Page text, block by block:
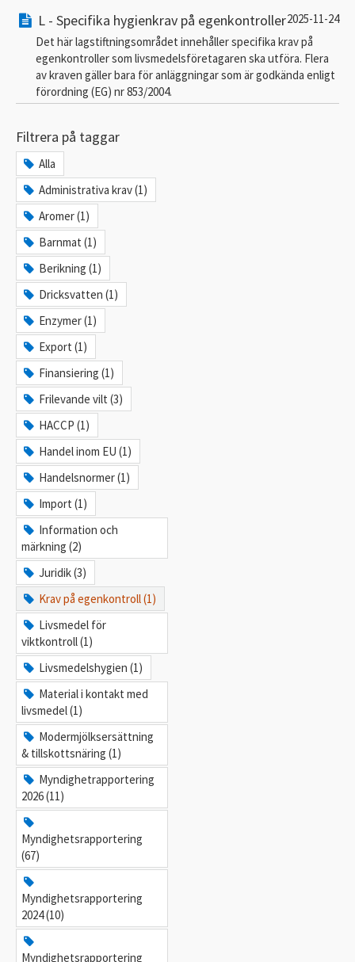
L - Specifika hygienkrav på egenkontroller2025-11-24
Det här lagstiftningsområdet innehåller specifika krav på
egenkontroller som livsmedelsföretagaren ska utföra. Flera
av kraven gäller bara för anläggningar som är godkända enligt
förordning (EG) nr 853/2004.
Filtrera på taggar
Alla
Administrativa krav (1)
Aromer (1)
Barnmat (1)
Berikning (1)
Dricksvatten (1)
Enzymer (1)
Export (1)
Finansiering (1)
Frilevande vilt (3)
HACCP (1)
Handel inom EU (1)
Handelsnormer (1)
Import (1)
Information och
märkning (2)
Juridik (3)
Krav på egenkontroll (1)
Livsmedel för
viktkontroll (1)
Livsmedelshygien (1)
Material i kontakt med
livsmedel (1)
Modermjölksersättning
& tillskottsnäring (1)
Myndighetrapportering
2026 (11)
Myndighetsrapportering
(67)
Myndighetsrapportering
2024 (10)
Myndighetsrapportering